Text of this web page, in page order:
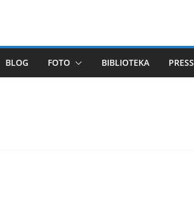
BLOG FOTO BIBLIOTEKA PRESS